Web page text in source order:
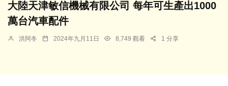
大陸天津敏信機械有限公司 每年可生產出1000
萬台汽車配件
洪阿冬 2024年九月11日 8,749 觀看 1 分享